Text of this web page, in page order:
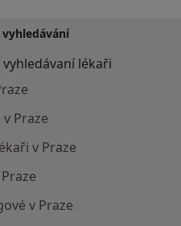
lékaři
Praze
v Praze
v Praze